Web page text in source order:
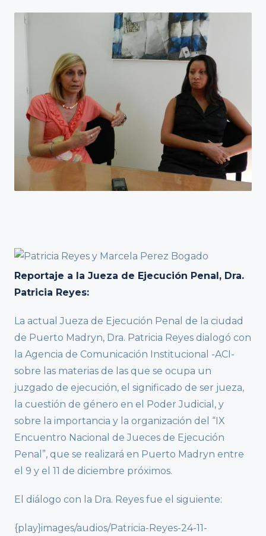
Reportaje a la Jueza de Ejecución Penal, Dra.
Patricia Reyes:
La actual Jueza de Ejecución Penal de la ciudad
de Puerto Madryn, Dra. Patricia Reyes dialogó con
la Agencia de Comunicación Institucional -ACI-
sobre las materias de las que se ocupa un
juzgado de ejecución, el significado de ser jueza,
la cuestión de género en el Poder Judicial, y
sobre la importancia y la organización del “IX
Encuentro Nacional de Jueces de Ejecución
Penal”, que se realizará en Puerto Madryn entre
el 9 y el 11 de diciembre próximos.
El diálogo con la Dra. Reyes fue el siguiente:
{play}images/audios/Patricia-Reyes-24-11-